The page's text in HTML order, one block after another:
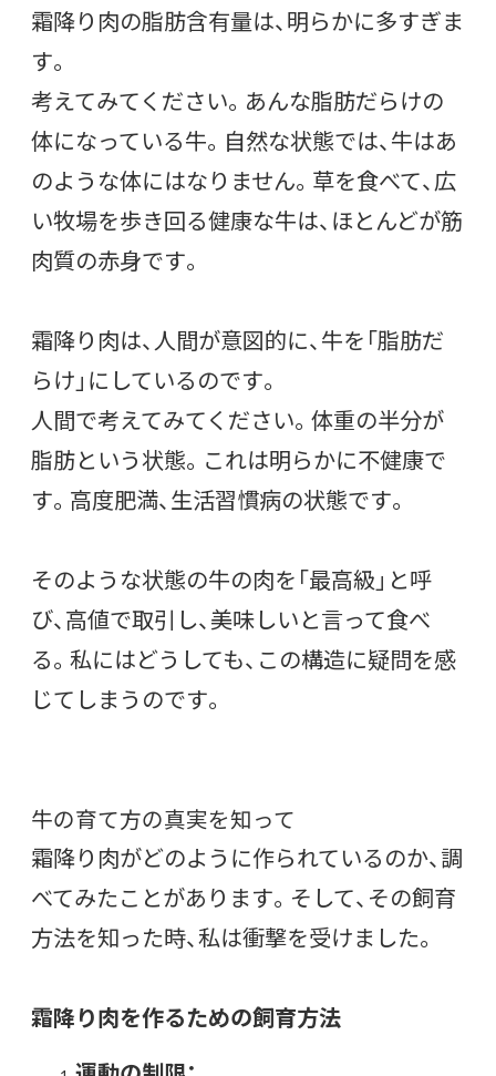
霜降り肉の脂肪含有量は、明らかに多すぎま
す。
考えてみてください。あんな脂肪だらけの
体になっている牛。自然な状態では、牛はあ
のような体にはなりません。草を食べて、広
い牧場を歩き回る健康な牛は、ほとんどが筋
肉質の赤身です。
霜降り肉は、人間が意図的に、牛を「脂肪だ
らけ」にしているのです。
人間で考えてみてください。体重の半分が
脂肪という状態。これは明らかに不健康で
す。高度肥満、生活習慣病の状態です。
そのような状態の牛の肉を「最高級」と呼
び、高値で取引し、美味しいと言って食べ
る。私にはどうしても、この構造に疑問を感
じてしまうのです。
牛の育て方の真実を知って
霜降り肉がどのように作られているのか、調
べてみたことがあります。そして、その飼育
方法を知った時、私は衝撃を受けました。
霜降り肉を作るための飼育方法